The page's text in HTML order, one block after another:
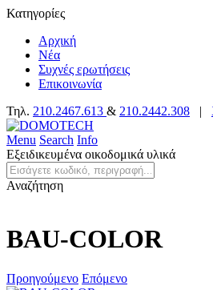
Κατηγορίες
Αρχική
Νέα
Συχνές ερωτήσεις
Επικοινωνία
Τηλ. 210.2467.613 & 210.2442.308 |
Menu Search Info
Εξειδικευμένα οικοδομικά υλικά
Αναζήτηση
BAU-COLOR
Προηγούμενο Επόμενο